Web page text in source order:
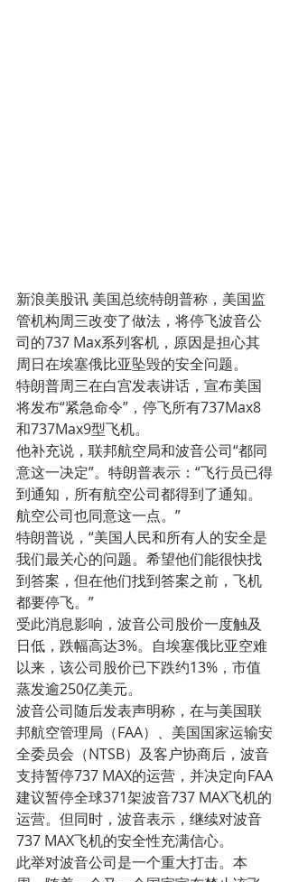
新浪美股讯 美国总统特朗普称，美国监
管机构周三改变了做法，将停飞波音公
司的737 Max系列客机，原因是担心其
周日在埃塞俄比亚坠毁的安全问题。
特朗普周三在白宫发表讲话，宣布美国
将发布“紧急命令”，停飞所有737Max8
和737Max9型飞机。
他补充说，联邦航空局和波音公司“都同
意这一决定”。特朗普表示：“飞行员已得
到通知，所有航空公司都得到了通知。
航空公司也同意这一点。”
特朗普说，“美国人民和所有人的安全是
我们最关心的问题。希望他们能很快找
到答案，但在他们找到答案之前，飞机
都要停飞。”
受此消息影响，波音公司股价一度触及
日低，跌幅高达3%。自埃塞俄比亚空难
以来，该公司股价已下跌约13%，市值
蒸发逾250亿美元。
波音公司随后发表声明称，在与美国联
邦航空管理局（FAA）、美国国家运输安
全委员会（NTSB）及客户协商后，波音
支持暂停737 MAX的运营，并决定向FAA
建议暂停全球371架波音737 MAX飞机的
运营。但同时，波音表示，继续对波音
737 MAX飞机的安全性充满信心。
此举对波音公司是一个重大打击。本